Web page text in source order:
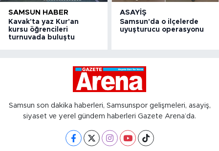
SAMSUN HABER
Kavak'ta yaz Kur'an
kursu öğrencileri
turnuvada buluştu
ASAYIŞ
Samsun'da o ilçelerde
uyuşturucu operasyonu
Samsun son dakika haberleri, Samsunspor gelişmeleri, asayiş,
siyaset ve yerel gündem haberleri Gazete Arena’da.